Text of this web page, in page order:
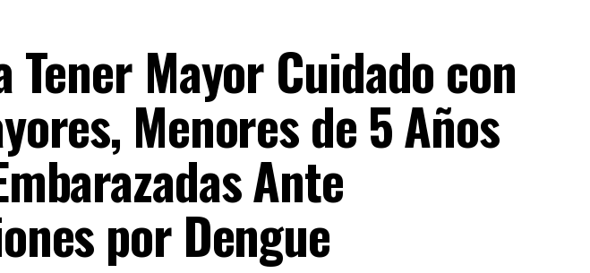
Tener Mayor Cuidado con
Menores de 5 Años
Ante
por Dengue